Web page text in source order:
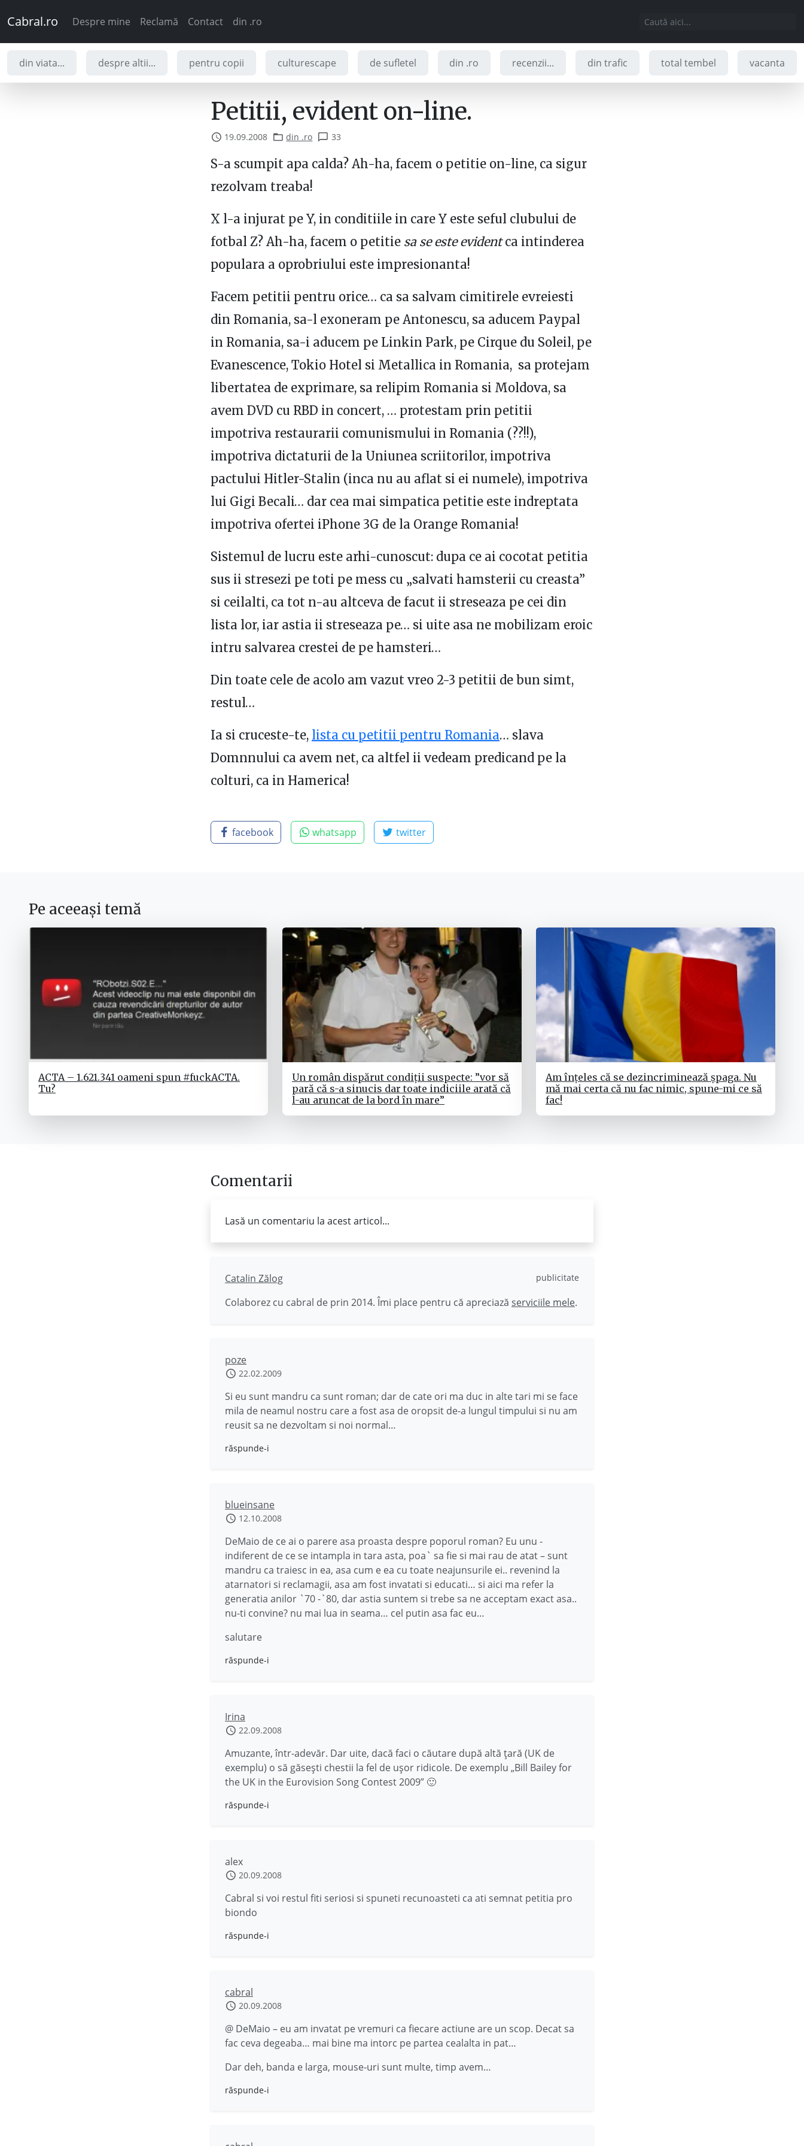
Cabral.ro Despre mine Reclamă Contact din .ro
din viata... despre altii... pentru copii culturescape de sufletel din .ro recenzii... din trafic total tembel vacanta
Petitii, evident on-line.
19.09.2008 din .ro 33
S-a scumpit apa calda? Ah-ha, facem o petitie on-line, ca sigur
rezolvam treaba!
X l-a injurat pe Y, in conditiile in care Y este seful clubului de
fotbal Z? Ah-ha, facem o petitie sa se este evidentca intinderea
populara a oprobriului este impresionanta!
Facem petitii pentru orice… ca sa salvam cimitirele evreiesti
din Romania, sa-l exoneram pe Antonescu, sa aducem Paypal
in Romania, sa-i aducem pe Linkin Park, pe Cirque du Soleil, pe
Evanescence, Tokio Hotel si Metallica in Romania, sa protejam
libertatea de exprimare, sa relipim Romania si Moldova, sa
avem DVD cu RBD in concert, … protestam prin petitii
impotriva restaurarii comunismului in Romania (??!!),
impotriva dictaturii de la Uniunea scriitorilor, impotriva
pactului Hitler-Stalin (inca nu au aflat si ei numele), impotriva
lui Gigi Becali… dar cea mai simpatica petitie este indreptata
impotriva ofertei iPhone 3G de la Orange Romania!
Sistemul de lucru este arhi-cunoscut: dupa ce ai cocotat petitia
sus ii stresezi pe toti pe mess cu „salvati hamsterii cu creasta”
si ceilalti, ca tot n-au altceva de facut ii streseaza pe cei din
lista lor, iar astia ii streseaza pe… si uite asa ne mobilizam eroic
intru salvarea crestei de pe hamsteri…
Din toate cele de acolo am vazut vreo 2-3 petitii de bun simt,
restul…
Ia si cruceste-te, lista cu petitii pentru Romania… slava
Domnnului ca avem net, ca altfel ii vedeam predicand pe la
colturi, ca in Hamerica!
facebook whatsapp twitter
Pe aceeași temă
ACTA – 1.621.341 oameni spun #fuckACTA.
Tu?
Un român dispărut condiții suspecte: ”vor să
pară că s-a sinucis dar toate indiciile arată că
l-au aruncat de la bord în mare”
Am înțeles că se dezincriminează șpaga. Nu
mă mai certa că nu fac nimic, spune-mi ce să
fac!
Comentarii
Lasă un comentariu la acest articol...
Catalin Zălog publicitate
Colaborez cu cabral de prin 2014. Îmi place pentru că apreciază serviciile mele.
poze
22.02.2009
Si eu sunt mandru ca sunt roman; dar de cate ori ma duc in alte tari mi se face
mila de neamul nostru care a fost asa de oropsit de-a lungul timpului si nu am
reusit sa ne dezvoltam si noi normal…
răspunde-i
blueinsane
12.10.2008
DeMaio de ce ai o parere asa proasta despre poporul roman? Eu unu -
indiferent de ce se intampla in tara asta, poa` sa fie si mai rau de atat – sunt
mandru ca traiesc in ea, asa cum e ea cu toate neajunsurile ei.. revenind la
atarnatori si reclamagii, asa am fost invatati si educati… si aici ma refer la
generatia anilor `70 -`80, dar astia suntem si trebe sa ne acceptam exact asa..
nu-ti convine? nu mai lua in seama… cel putin asa fac eu…
salutare
răspunde-i
Irina
22.09.2008
Amuzante, într-adevăr. Dar uite, dacă faci o căutare după altă ţară (UK de
exemplu) o să găseşti chestii la fel de uşor ridicole. De exemplu „Bill Bailey for
the UK in the Eurovision Song Contest 2009” 🙂
răspunde-i
alex
20.09.2008
Cabral si voi restul fiti seriosi si spuneti recunoasteti ca ati semnat petitia pro
biondo
răspunde-i
cabral
20.09.2008
@ DeMaio – eu am invatat pe vremuri ca fiecare actiune are un scop. Decat sa
fac ceva degeaba… mai bine ma intorc pe partea cealalta in pat…
Dar deh, banda e larga, mouse-uri sunt multe, timp avem…
răspunde-i